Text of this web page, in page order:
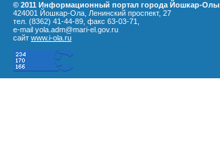
© 2011 Информационный портал города Йошкар-Олы
424001 Йошкар-Ола, Ленинский проспект, 27
тел. (8362) 41-44-89, факс 63-03-71,
e-mail yola.adm@mari-el.gov.ru
сайт www.i-ola.ru